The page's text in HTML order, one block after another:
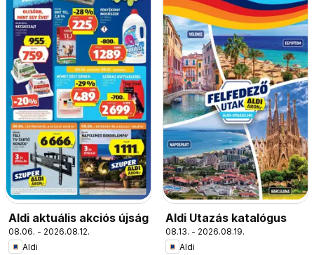
Aldi aktuális akciós újság
08.06. - 2026.08.12.
Aldi
Aldi Utazás katalógus
08.13. - 2026.08.19.
Aldi